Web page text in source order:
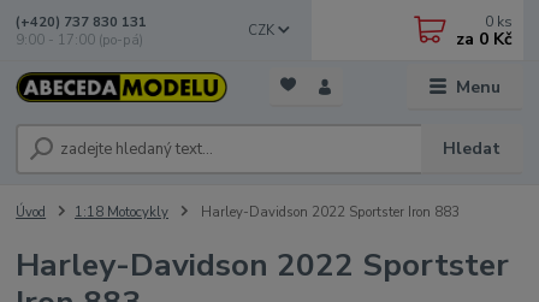
Menu
CZK
Hledat
(+420) 737 830 131
9:00 - 17:00 (po-pá)
0 ks
za 0 Kč
Úvod 1:18 Motocykly Harley-Davidson 2022 Sportster Iron 883
Harley-Davidson 2022 Sportster